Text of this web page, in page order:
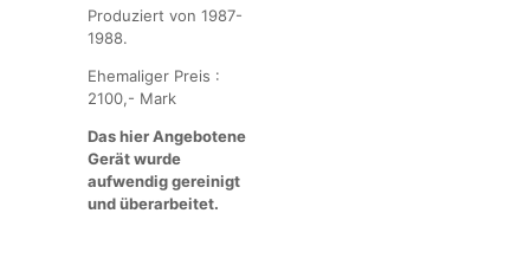
Produziert von 1987-
1988.
Ehemaliger Preis :
2100,- Mark
Das hier Angebotene
Gerät wurde
aufwendig gereinigt
und überarbeitet.